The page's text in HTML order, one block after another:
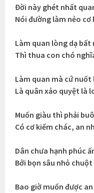
Đời này ghét nhất
Nói đường làm nẻo cơ
Làm quan lòng dạ bất
Thì thua con chó
Làm quan mà cứ nuốt
Là quân xảo quyệt là
Muốn giàu thì phải
Có cơ kiếm chác, an
Dân chưa hạnh phúc
Bởi bọn sâu nhỏ
Bao giờ muốn được